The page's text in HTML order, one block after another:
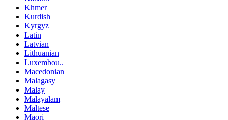
Khmer
Kurdish
Kyrgyz
Latin
Latvian
Lithuanian
Luxembou..
Macedonian
Malagasy
Malay
Malayalam
Maltese
Maori